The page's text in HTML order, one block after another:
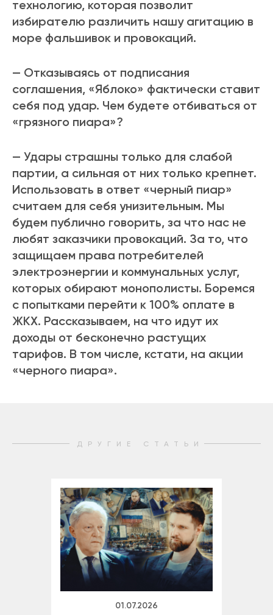
технологию, которая позволит
избирателю различить нашу агитацию в
море фальшивок и провокаций.
— Отказываясь от подписания
соглашения, «Яблоко» фактически ставит
себя под удар. Чем будете отбиваться от
«грязного пиара»?
— Удары страшны только для слабой
партии, а сильная от них только крепнет.
Использовать в ответ «черный пиар»
считаем для себя унизительным. Мы
будем публично говорить, за что нас не
любят заказчики провокаций. За то, что
защищаем права потребителей
электроэнергии и коммунальных услуг,
которых обирают монополисты. Боремся
с попытками перейти к 100% оплате в
ЖКХ. Рассказываем, на что идут их
доходы от бесконечно растущих
тарифов. В том числе, кстати, на акции
«черного пиара».
ДРУГИЕ СТАТЬИ
01.07.2026